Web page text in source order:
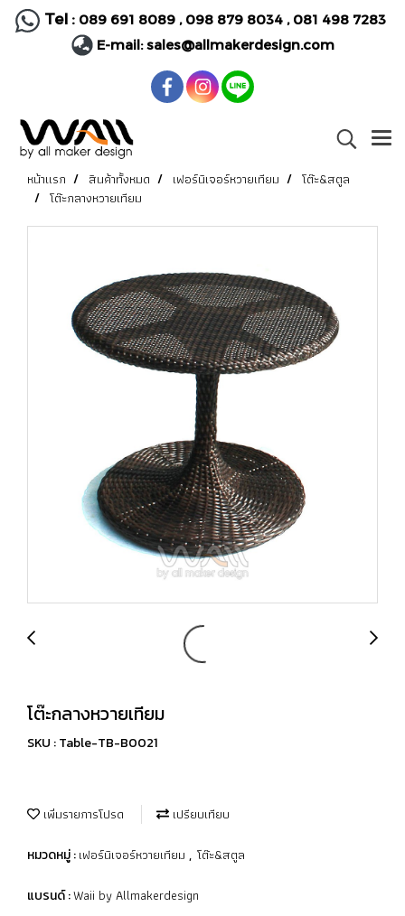
Tel : 089 691 8089, 098 879 8034 , 081 498 7283
E-mail:sales@allmakerdesign.com
หน้าแรก สินค้าทั้งหมด เฟอร์นิเจอร์หวายเทียม
โต๊ะ&สตูล
โต๊ะกลางหวายเทียม
โต๊ะกลางหวายเทียม
SKU : Table-TB-B0021
เพิ่มรายการโปรด เปรียบเทียบ
หมวดหมู่ :เฟอร์นิเจอร์หวายเทียม , โต๊ะ&สตูล
แบรนด์ :Waii by Allmakerdesign